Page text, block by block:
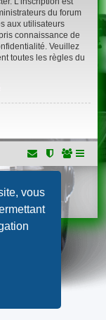
vous
du forum
aux utilisateurs
connaissance de
Veuillez
toutes les règles du